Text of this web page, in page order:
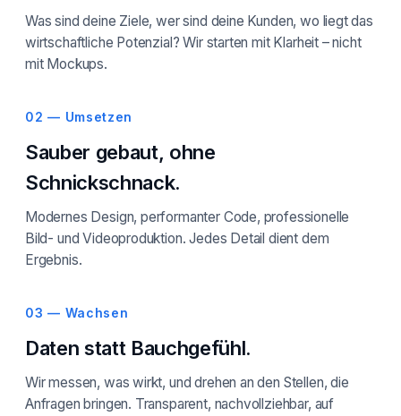
Was sind deine Ziele, wer sind deine Kunden, wo liegt das
wirtschaftliche Potenzial? Wir starten mit Klarheit – nicht
mit Mockups.
02 — Umsetzen
Sauber gebaut, ohne
Schnickschnack.
Modernes Design, performanter Code, professionelle
Bild- und Videoproduktion. Jedes Detail dient dem
Ergebnis.
03 — Wachsen
Daten statt Bauchgefühl.
Wir messen, was wirkt, und drehen an den Stellen, die
Anfragen bringen. Transparent, nachvollziehbar, auf